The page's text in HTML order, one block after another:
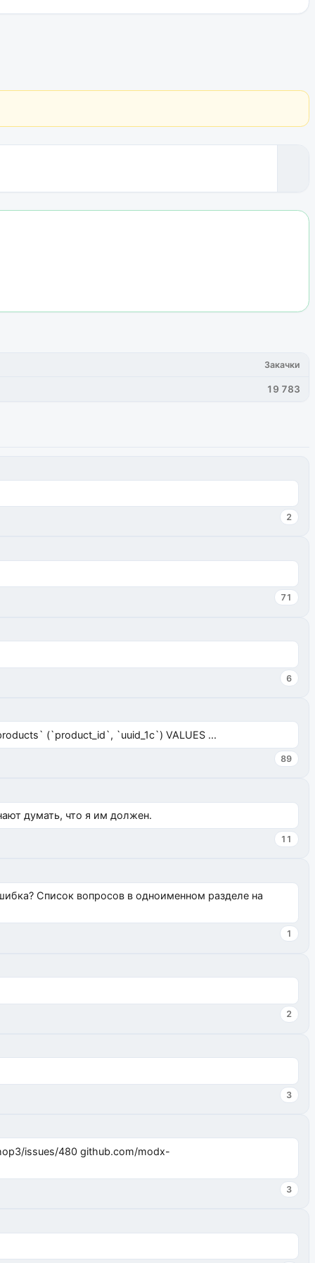
Закачки
19 783
2
71
6
(`product_id`, `uuid_1c`) VALUES ...
89
думать, что я им должен.
11
Список вопросов в одноименном разделе на
1
2
3
3